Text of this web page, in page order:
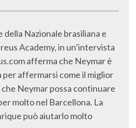
della Nazionale brasiliana e
Academy, in un’intervista
afferma che Neymar è
per affermarsi come il miglior
che Neymar possa continuare
molto nel Barcellona. La
può aiutarlo molto